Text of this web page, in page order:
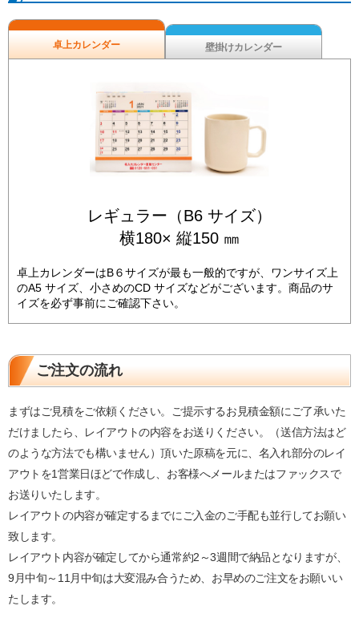
卓上カレンダー 壁掛けカレンダー
レギュラー（B6 サイズ）
横180× 縦150 ㎜
卓上カレンダーはB６サイズが最も一般的ですが、ワンサイズ上
のA5 サイズ、小さめのCD サイズなどがございます。商品のサ
イズを必ず事前にご確認下さい。
ご注文の流れ
まずはご見積をご依頼ください。ご提示するお見積金額にご了承いた
だけましたら、レイアウトの内容をお送りください。（送信方法はど
のような方法でも構いません）頂いた原稿を元に、名入れ部分のレイ
アウトを1営業日ほどで作成し、お客様へメールまたはファックスで
お送りいたします。
レイアウトの内容が確定するまでにご入金のご手配も並行してお願い
致します。
レイアウト内容が確定してから通常約2～3週間で納品となりますが、
9月中旬～11月中旬は大変混み合うため、お早めのご注文をお願いい
たします。